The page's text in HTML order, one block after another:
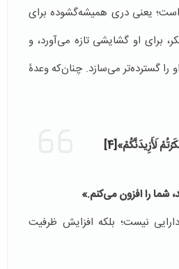
یعنی دری همیشه‌گشوده برای
برای او گشایشی تازه می‌آورد، و
گسترده‌تر می‌سازد. چنان‌که وعدۀ
لَأَزِيدَنَّكُمْ»[4]
شما را افزون می‌کنم.»
نیست؛ بلکه افزایش ظرفیت